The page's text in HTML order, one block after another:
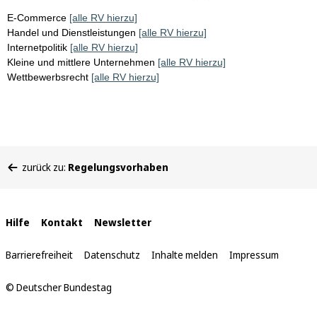
E-Commerce [alle RV hierzu]
Handel und Dienstleistungen [alle RV hierzu]
Internetpolitik [alle RV hierzu]
Kleine und mittlere Unternehmen [alle RV hierzu]
Wettbewerbsrecht [alle RV hierzu]
befinden
zurück zu: Regelungsvorhaben
Interne
Links
Hilfe Kontakt Newsletter
Barrierefreiheit Datenschutz Inhalte melden Impressum
© Deutscher Bundestag